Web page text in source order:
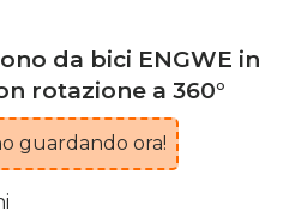
da bici ENGWE in
rotazione a 360°
guardando ora!